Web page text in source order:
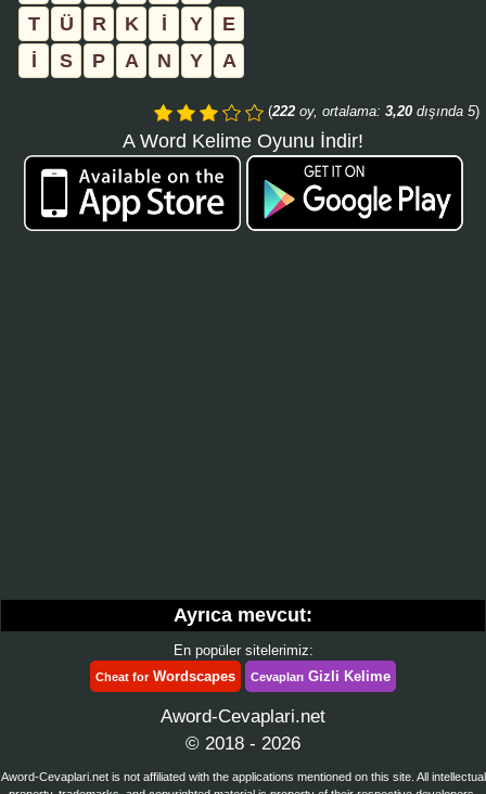
T
Ü R K İ Y
E
İ
S P A N Y A
(222 oy, ortalama: 3,20 dışında 5)
A Word Kelime Oyunu İndir!
Ayrıca mevcut:
En popüler sitelerimiz:
Cheat forWordscapes Cevapları Gizli Kelime
Aword-Cevaplari.net
© 2018 - 2026
Aword-Cevaplari.net is not affiliated with the applications mentioned on this site. All intellectual